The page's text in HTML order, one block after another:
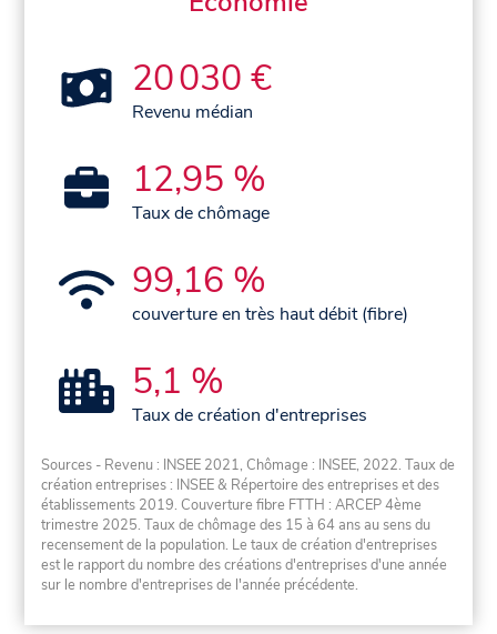
20 030 €
Revenu médian
12,95 %
Taux de chômage
99,16 %
couverture en très haut débit (fibre)
5,1 %
Taux de création d'entreprises
Sources - Revenu : INSEE 2021, Chômage : INSEE, 2022. Taux de
création entreprises : INSEE & Répertoire des entreprises et des
établissements 2019. Couverture fibre FTTH : ARCEP 4ème
trimestre 2025. Taux de chômage des 15 à 64 ans au sens du
recensement de la population. Le taux de création d'entreprises
est le rapport du nombre des créations d'entreprises d'une année
sur le nombre d'entreprises de l'année précédente.